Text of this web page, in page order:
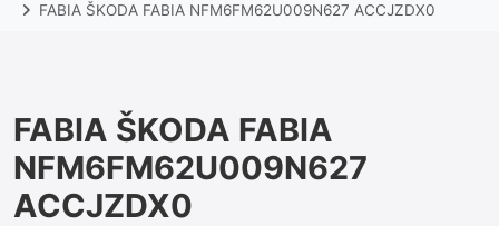
FABIA ŠKODA FABIA NFM6FM62U009N627 ACCJZDX0
FABIA ŠKODA FABIA
NFM6FM62U009N627
ACCJZDX0